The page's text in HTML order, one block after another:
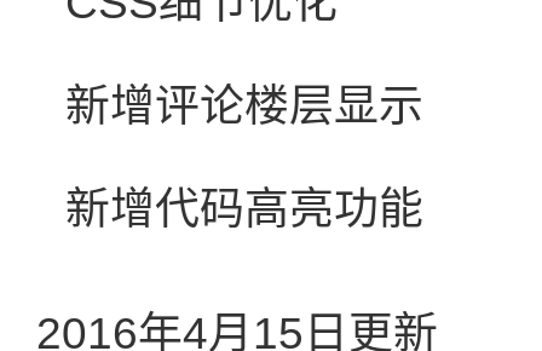
新增评论楼层显示
新增代码高亮功能
2016年4月15日更新